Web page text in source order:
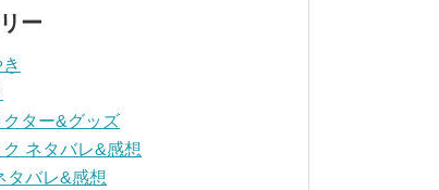
ー
クター&グッズ
ク ネタバレ&感想
タバレ&感想